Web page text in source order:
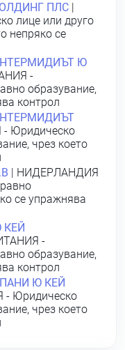
ПЛС
лице или друго
непряко се
Ю
-
образувание,
контрол
Юридическо
чрез което
| НИДЕРЛАНДИЯ
се упражнява
-
образувание,
контрол
Ю КЕЙ
- Юридическо
чрез което